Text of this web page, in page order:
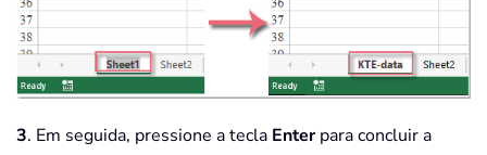
3. Em seguida, pressione a tecla Enterpara concluir a